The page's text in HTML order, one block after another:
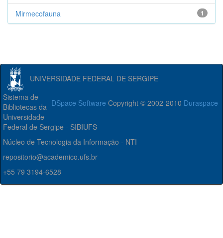
1
Mirmecofauna
UNIVERSIDADE FEDERAL DE SERGIPE
DSpace Software Copyright © 2002-2010 Duraspace
Sistema de
Bibliotecas da
Universidade
Federal de Sergipe - SIBIUFS
Núcleo de Tecnologia da Informação - NTI
repositorio@academico.ufs.br
+55 79 3194-6528